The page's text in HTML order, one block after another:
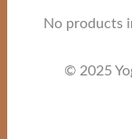
No products
© 2025